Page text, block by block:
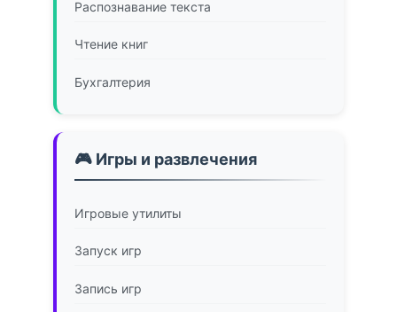
Распознавание текста
Чтение книг
Бухгалтерия
🎮 Игры и развлечения
Игровые утилиты
Запуск игр
Запись игр